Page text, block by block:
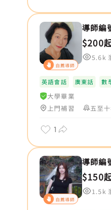
自薦導師
導師編
$200
5.6k
英語會話 廣東話 數
大學畢業
上門補習
五至
1
自薦導師
導師編
$150
1.5k